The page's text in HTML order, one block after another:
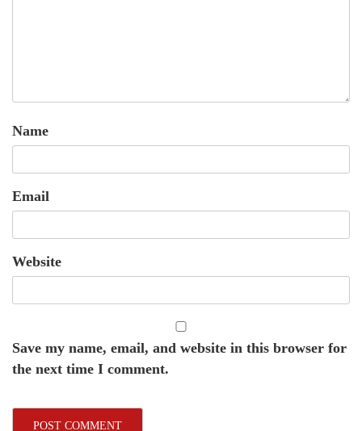
Name
Email
Website
Save my name, email, and website in this browser for
the next time I comment.